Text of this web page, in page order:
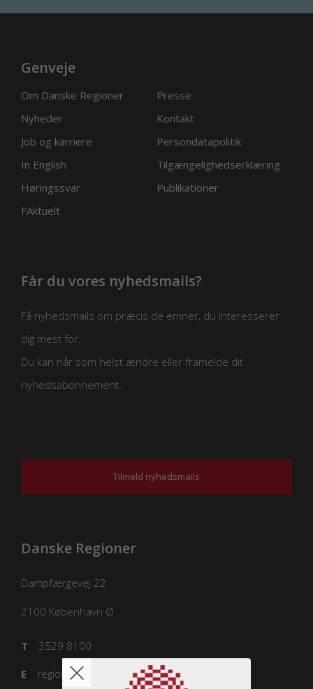
Genveje
Om Danske Regioner
Presse
Nyheder
Kontakt
Job og karriere
Persondatapolitik
In English
Tilgængelighedserklæring
Høringssvar
Publikationer
FAktuelt
Får du vores nyhedsmails?
Få nyhedsmails om præcis de emner, du interesserer
dig mest for.
Du kan når som helst ændre eller framelde dit
nyhedsabonnement.
Tilmeld nyhedsmails
Danske Regioner
Dampfærgevej 22
2100 København Ø
3529 8100
T
regioner@regioner.dk
E